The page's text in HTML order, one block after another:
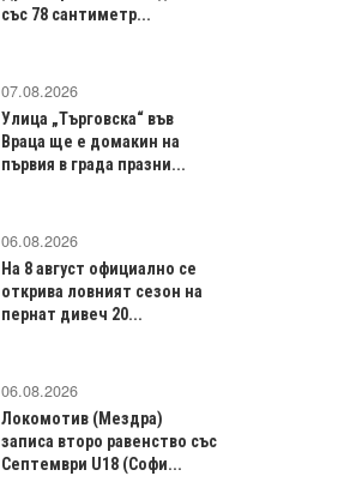
със 78 сантиметр...
07.08.2026
Улица „Търговска“ във
Враца щe е домакин на
първия в града празни...
06.08.2026
На 8 август официално се
открива ловният сезон на
пернат дивеч 20...
06.08.2026
Локомотив (Мездра)
записа второ равенство със
Септември U18 (Софи...